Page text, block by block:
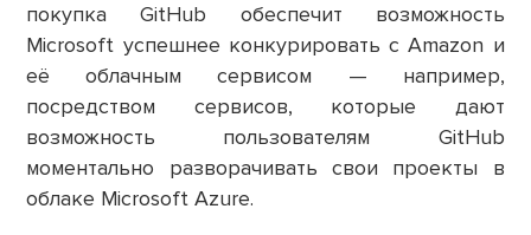
покупка GitHub обеспечит возможность
Microsoft успешнее конкурировать с Amazon и
её облачным сервисом — например,
посредством сервисов, которые дают
возможность пользователям GitHub
моментально разворачивать свои проекты в
облаке Microsoft Azure.